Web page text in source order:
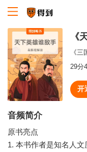
《
29分
开
音频简介
原书亮点
1. 本书作者是知名人